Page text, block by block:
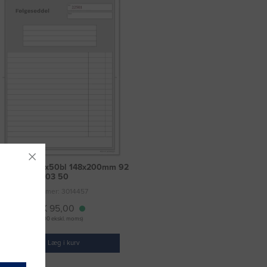
2x50bl 148x200mm 92
2203 50
Varenummer: 3014457
DKK 95,00
(DKK 76,00 ekskl. moms)
Læg i kurv